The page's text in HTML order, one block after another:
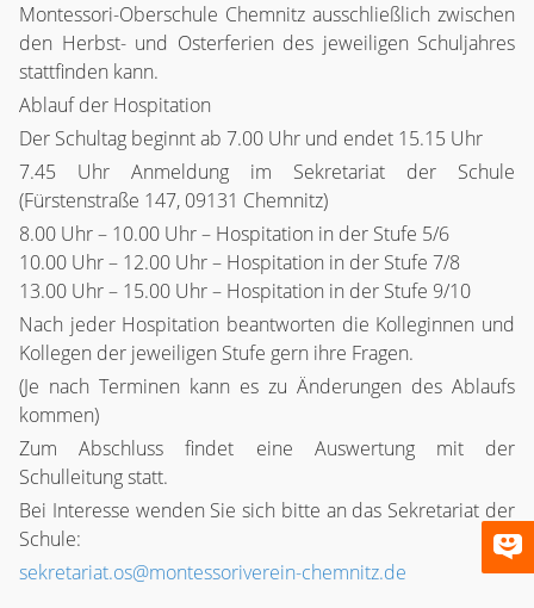
Montessori-Oberschule Chemnitz ausschließlich zwischen
den Herbst- und Osterferien des jeweiligen Schuljahres
stattfinden kann.
Ablauf der Hospitation
Der Schultag beginnt ab 7.00 Uhr und endet 15.15 Uhr
7.45 Uhr Anmeldung im Sekretariat der Schule
(Fürstenstraße 147, 09131 Chemnitz)
8.00 Uhr – 10.00 Uhr – Hospitation in der Stufe 5/6
10.00 Uhr – 12.00 Uhr – Hospitation in der Stufe 7/8
13.00 Uhr – 15.00 Uhr – Hospitation in der Stufe 9/10
Nach jeder Hospitation beantworten die Kolleginnen und
Kollegen der jeweiligen Stufe gern ihre Fragen.
(Je nach Terminen kann es zu Änderungen des Ablaufs
kommen)
Zum Abschluss findet eine Auswertung mit der
Schulleitung statt.
Bei Interesse wenden Sie sich bitte an das Sekretariat der
Schule:
sekretariat.os@montessoriverein-chemnitz.de